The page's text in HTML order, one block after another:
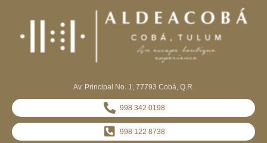
Av. Principal No. 1, 77793 Cobá, Q.R.
998 342 0198
998 122 8738